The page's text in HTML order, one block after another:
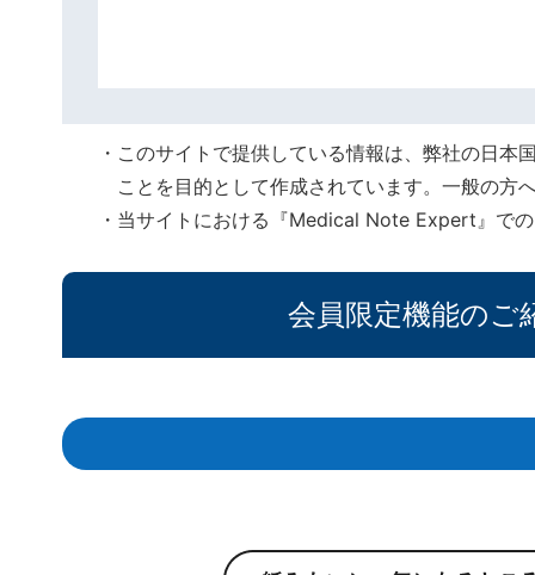
このサイトで提供している情報は、弊社の日本
ことを目的として作成されています。一般の方
当サイトにおける『Medical Note Expert』で
会員限定機能のご